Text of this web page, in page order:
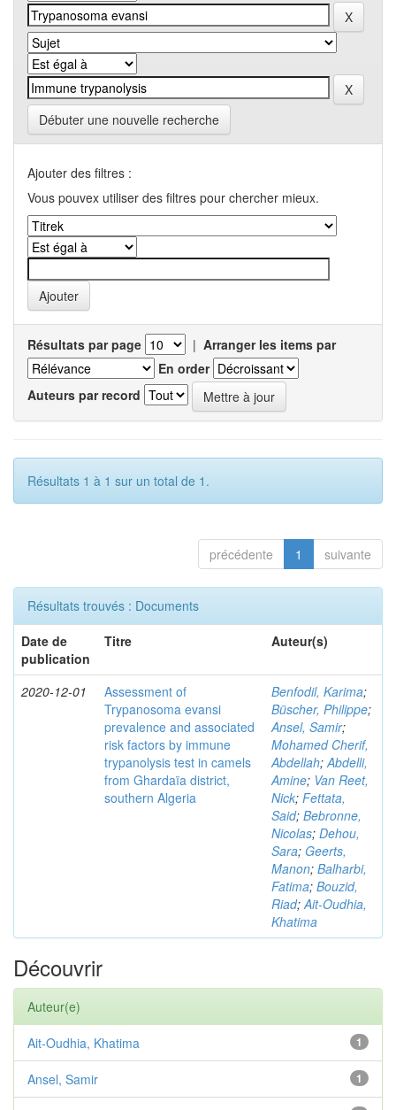
Débuter une nouvelle recherche
Ajouter des filtres :
Vous pouvex utiliser des filtres pour chercher mieux.
Résultats par page | Arranger les items par
En order
Auteurs par record
Résultats 1 à 1 sur un total de 1.
précédente 1 suivante
Résultats trouvés : Documents
Date de
publication
Titre Auteur(s)
2020-12-01
Assessment of
Trypanosoma evansi
prevalence and associated
risk factors by immune
trypanolysis test in camels
from Ghardaïa district,
southern Algeria
Benfodil, Karima;
Büscher, Philippe;
Ansel, Samir;
Mohamed Cherif,
Abdellah;Abdelli,
Amine; Van Reet,
Nick; Fettata,
Said; Bebronne,
Nicolas; Dehou,
Sara; Geerts,
Manon; Balharbi,
Fatima; Bouzid,
Riad;Ait-Oudhia,
Khatima
Découvrir
Auteur(e)
1
Ait-Oudhia, Khatima
1
Ansel, Samir